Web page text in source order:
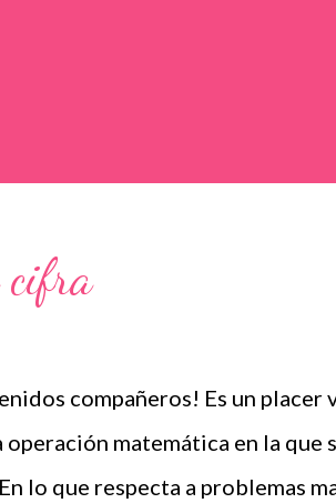
cifra
compañeros! Es un placer
matemática en la que
lo que respecta a problemas